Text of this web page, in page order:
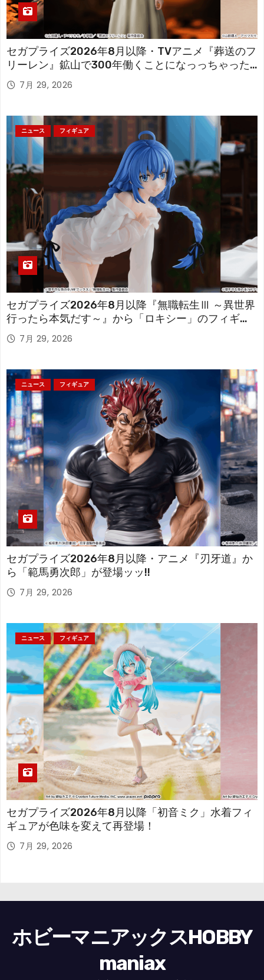
セガプライズ2026年8月以降・TVアニメ『葬送のフ
リーレン』鉱山で300年働くことになっっちゃった
「フリーレン」を立体化！
7月 29, 2026
ニュース フィギュア
セガプライズ2026年8月以降『無職転生Ⅲ ～異世界
行ったら本気だす～』から「ロキシー」のフィギュ
アが登場！
7月 29, 2026
ニュース フィギュア
セガプライズ2026年8月以降・アニメ『刃牙道』か
ら「範馬勇次郎」が登場ッッ!!
7月 29, 2026
ニュース フィギュア
セガプライズ2026年8月以降「初音ミク」水着フィ
ギュアが色味を変えて再登場！
7月 29, 2026
ホビーマニアックスHOBBY
maniax